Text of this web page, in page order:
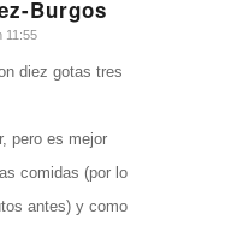
Burgos
11:55
diez gotas tres
pero es mejor
comidas (por lo
antes) y como